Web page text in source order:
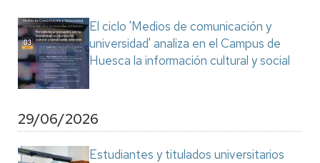
El ciclo 'Medios de comunicación y
universidad' analiza en el Campus de
Huesca la información cultural y social
29/06/2026
Estudiantes y titulados universitarios